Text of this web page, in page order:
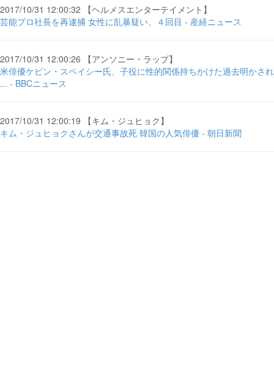
2017/10/31 12:00:32 【ヘルメスエンターテイメント】
芸能プロ社長を再逮捕 女性に乱暴疑い、４回目 - 産経ニュース
2017/10/31 12:00:26 【アンソニー・ラップ】
米俳優ケビン・スペイシー氏、子役に性的関係持ちかけた過去明かされ
... - BBCニュース
2017/10/31 12:00:19 【キム・ジュヒョク】
キム・ジュヒョクさんが交通事故死 韓国の人気俳優 - 朝日新聞